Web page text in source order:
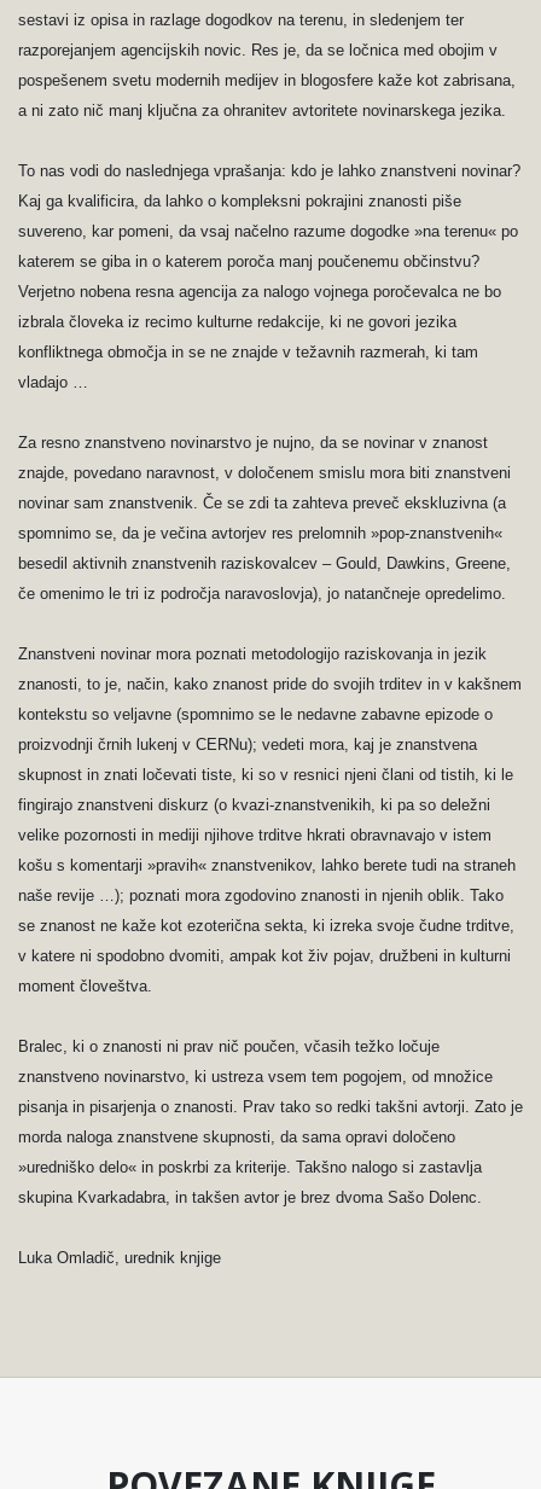
sestavi iz opisa in razlage dogodkov na terenu, in sledenjem ter
razporejanjem agencijskih novic. Res je, da se ločnica med obojim v
pospešenem svetu modernih medijev in blogosfere kaže kot zabrisana,
a ni zato nič manj ključna za ohranitev avtoritete novinarskega jezika.
To nas vodi do naslednjega vprašanja: kdo je lahko znanstveni novinar?
Kaj ga kvalificira, da lahko o kompleksni pokrajini znanosti piše
suvereno, kar pomeni, da vsaj načelno razume dogodke »na terenu« po
katerem se giba in o katerem poroča manj poučenemu občinstvu?
Verjetno nobena resna agencija za nalogo vojnega poročevalca ne bo
izbrala človeka iz recimo kulturne redakcije, ki ne govori jezika
konfliktnega območja in se ne znajde v težavnih razmerah, ki tam
vladajo …
Za resno znanstveno novinarstvo je nujno, da se novinar v znanost
znajde, povedano naravnost, v določenem smislu mora biti znanstveni
novinar sam znanstvenik. Če se zdi ta zahteva preveč ekskluzivna (a
spomnimo se, da je večina avtorjev res prelomnih »pop-znanstvenih«
besedil aktivnih znanstvenih raziskovalcev – Gould, Dawkins, Greene,
če omenimo le tri iz področja naravoslovja), jo natančneje opredelimo.
Znanstveni novinar mora poznati metodologijo raziskovanja in jezik
znanosti, to je, način, kako znanost pride do svojih trditev in v kakšnem
kontekstu so veljavne (spomnimo se le nedavne zabavne epizode o
proizvodnji črnih lukenj v CERNu); vedeti mora, kaj je znanstvena
skupnost in znati ločevati tiste, ki so v resnici njeni člani od tistih, ki le
fingirajo znanstveni diskurz (o kvazi-znanstvenikih, ki pa so deležni
velike pozornosti in mediji njihove trditve hkrati obravnavajo v istem
košu s komentarji »pravih« znanstvenikov, lahko berete tudi na straneh
naše revije …); poznati mora zgodovino znanosti in njenih oblik. Tako
se znanost ne kaže kot ezoterična sekta, ki izreka svoje čudne trditve,
v katere ni spodobno dvomiti, ampak kot živ pojav, družbeni in kulturni
moment človeštva.
Bralec, ki o znanosti ni prav nič poučen, včasih težko ločuje
znanstveno novinarstvo, ki ustreza vsem tem pogojem, od množice
pisanja in pisarjenja o znanosti. Prav tako so redki takšni avtorji. Zato je
morda naloga znanstvene skupnosti, da sama opravi določeno
»uredniško delo« in poskrbi za kriterije. Takšno nalogo si zastavlja
skupina Kvarkadabra, in takšen avtor je brez dvoma Sašo Dolenc.
Luka Omladič, urednik knjige